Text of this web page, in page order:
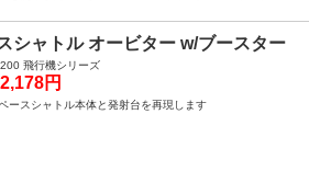
シャトル オービター w/ブースター
飛行機シリーズ
2,178円
ースシャトル本体と発射台を再現します